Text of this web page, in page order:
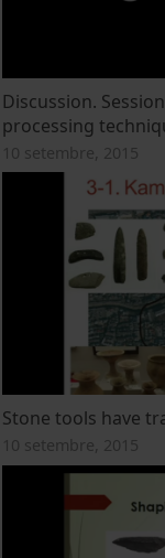
Discussion.
processing
10 setembre, 2015
Stone tools have
10 setembre, 2015